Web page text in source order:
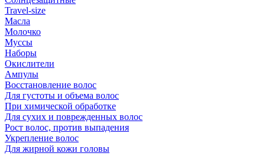
Travel-size
Масла
Молочко
Муссы
Наборы
Окислители
Ампулы
Восстановление волос
Для густоты и объема волос
При химической обработке
Для сухих и поврежденных волос
Рост волос, против выпадения
Укрепление волос
Для жирной кожи головы